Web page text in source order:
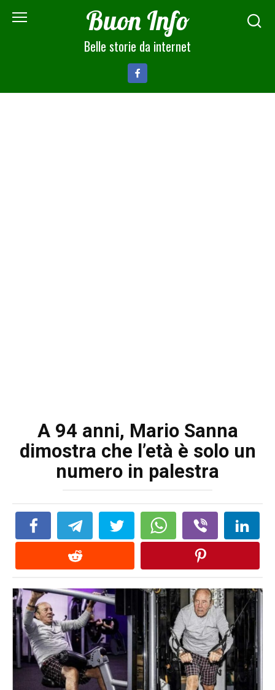
Buon Info
Belle storie da internet
A 94 anni, Mario Sanna
dimostra che l’età è solo un
numero in palestra